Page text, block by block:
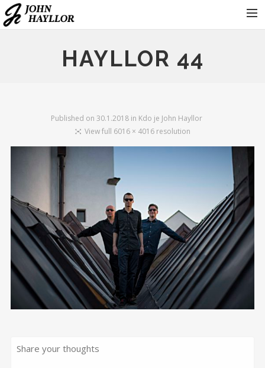
PRO ORGANIZÁTORY
HAYLLOR 44
Published on 30.1.2018 in Kdo je John Hayllor
View full 6016 × 4016 resolution